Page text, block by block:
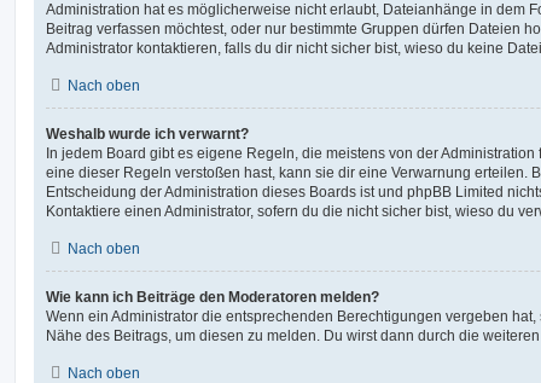
Administration hat es möglicherweise nicht erlaubt, Dateianhänge in dem
Beitrag verfassen möchtest, oder nur bestimmte Gruppen dürfen Dateien
Administrator kontaktieren, falls du dir nicht sicher bist, wieso du keine
Nach oben
Weshalb wurde ich verwarnt?
In jedem Board gibt es eigene Regeln, die meistens von der
eine dieser Regeln verstoßen hast, kann sie dir eine Verwarnung erteilen.
Entscheidung der Administration dieses Boards ist und phpBB Limited
Kontaktiere einen Administrator, sofern du die nicht sicher bist, wieso du
Nach oben
Wie kann ich Beiträge den Moderatoren melden?
Wenn ein Administrator die entsprechenden Berechtigungen vergeben
Nähe des Beitrags, um diesen zu melden. Du wirst dann durch die
Nach oben